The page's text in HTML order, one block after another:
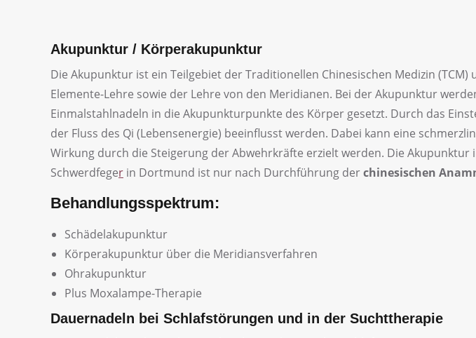
Akupunktur / Körperakupunktur
Die Akupunktur ist ein Teilgebiet der Traditionellen Chinesischen Medizin (TCM)
Elemente-Lehre sowie der Lehre von den Meridianen. Bei der Akupunktur
Einmalstahlnadeln in die Akupunkturpunkte des Körper gesetzt. Durch das
der Fluss des Qi (Lebensenergie) beeinflusst werden. Dabei kann eine
Wirkung durch die Steigerung der Abwehrkräfte erzielt werden. Die Akupunktur
Schwerdfeger in Dortmund ist nur nach Durchführung derchinesischen
Behandlungsspektrum:
Schädelakupunktur
Körperakupunktur über die Meridiansverfahren
Ohrakupunktur
Plus Moxalampe-Therapie
Dauernadeln bei Schlafstörungen und in der Suchttherapie